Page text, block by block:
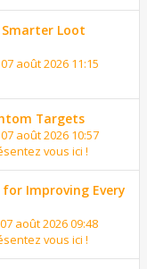
Loot
07 août 2026 11:15
Targets
07 août 2026 10:57
vous ici !
for Improving Every
07 août 2026 09:48
vous ici !